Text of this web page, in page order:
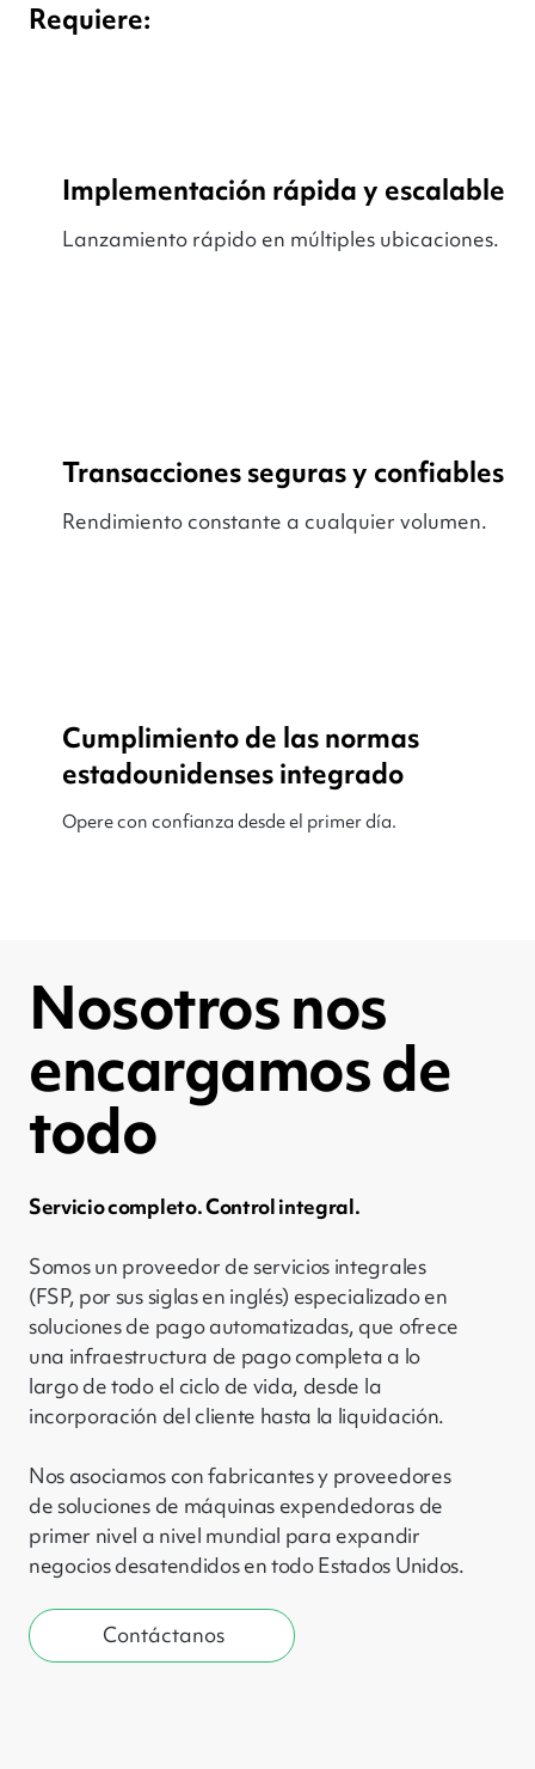
Requiere:
Implementación rápida y escalable
Lanzamiento rápido en múltiples ubicaciones.
Transacciones seguras y confiables
Rendimiento constante a cualquier volumen.
Cumplimiento de las normas
estadounidenses integrado
Opere con confianza desde el primer día.
Nosotros nos
encargamos de
todo
Servicio completo. Control integral.
Somos un proveedor de servicios integrales
(FSP, por sus siglas en inglés) especializado en
soluciones de pago automatizadas, que ofrece
una infraestructura de pago completa a lo
largo de todo el ciclo de vida, desde la
incorporación del cliente hasta la liquidación.
Nos asociamos con fabricantes y proveedores
de soluciones de máquinas expendedoras de
primer nivel a nivel mundial para expandir
negocios desatendidos en todo Estados Unidos.
Contáctanos